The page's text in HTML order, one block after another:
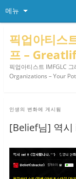
메뉴
픽업아티스
프 –
픽업아티스트 IMFGLC
Organizations – Your
인생의 변화에 게시됨
[Belief님] 역